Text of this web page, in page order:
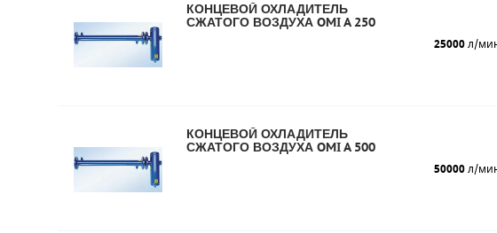
КОНЦЕВОЙ ОХЛАДИТЕЛЬ
СЖАТОГО ВОЗДУХА OMI A 250
25000л/
КОНЦЕВОЙ ОХЛАДИТЕЛЬ
СЖАТОГО ВОЗДУХА OMI A 500
50000л/